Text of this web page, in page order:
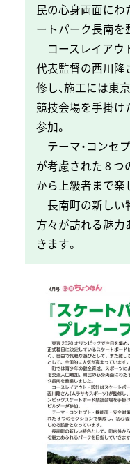
民の心身両面にわ
ートパーク長南を
コースレイアウ
代表監督の西川隆
修し、施工には東
競技会場を手掛け
参加。
テーマ・コンセ
が考慮された 8 つ
から上級者まで楽
長南町の新しい
方々が訪れる魅力
きます。